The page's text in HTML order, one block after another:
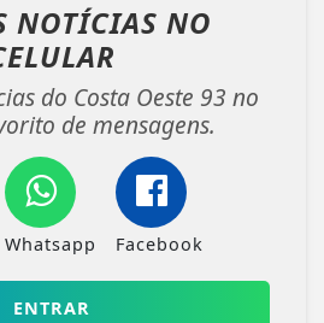
NOTÍCIAS NO
do Costa Oeste 93 no
de mensagens.
Whatsapp Facebook
ENTRAR